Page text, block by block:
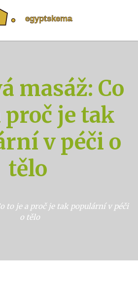
masáž: Co
proč je tak
v péči o
tělo
to je a proč je tak populární v péči
o tělo